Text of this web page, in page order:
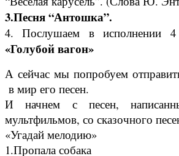
3.Песня “Антошка”.
4. Послушаем в исполнении
«Голубой вагон»
А сейчас мы попробуем
в мир его песен.
И начнем с песен,
мультфильмов, со сказочного
«Угадай мелодию»
1.Пропала собака